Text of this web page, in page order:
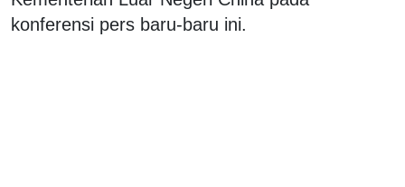
konferensi pers baru-baru ini.